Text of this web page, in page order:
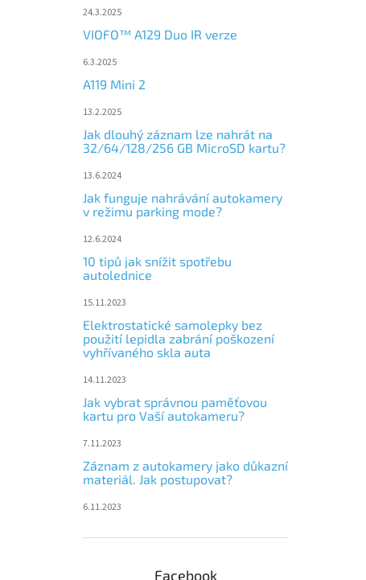
24.3.2025
VIOFO™ A129 Duo IR verze
6.3.2025
A119 Mini 2
13.2.2025
Jak dlouhý záznam lze nahrát na
32/64/128/256 GB MicroSD kartu?
13.6.2024
Jak funguje nahrávání autokamery
v režimu parking mode?
12.6.2024
10 tipů jak snížit spotřebu
autolednice
15.11.2023
Elektrostatické samolepky bez
použití lepidla zabrání poškození
vyhřívaného skla auta
14.11.2023
Jak vybrat správnou paměťovou
kartu pro Vaší autokameru?
7.11.2023
Záznam z autokamery jako důkazní
materiál. Jak postupovat?
6.11.2023
Facebook